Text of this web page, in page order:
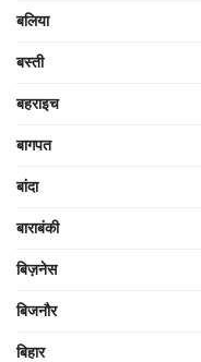
बलिया
बस्ती
बहराइच
बागपत
बांदा
बाराबंकी
बिज़नेस
बिजनौर
बिहार